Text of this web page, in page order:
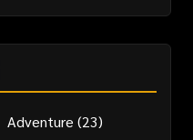
Adventure (23)